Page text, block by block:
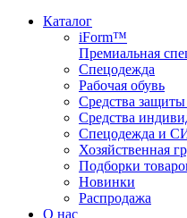
Каталог
iForm™
Премиальная
Спецодежда
Рабочая обувь
Средства
Средства
Спецодежда и
Хозяйственная
Подборки
Новинки
Распродажа
О нас